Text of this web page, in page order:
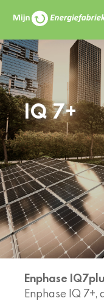
IQ 7+
Enphase
Enphase IQ